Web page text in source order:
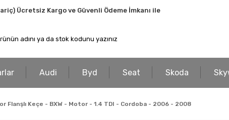
Ücretsiz Kargo ve Güvenli Ödeme İmkanı ile
Audi Byd Seat Skoda
Flanşlı Keçe - BXW - Motor - 1.4 TDI - Cordoba - 2006 - 2008